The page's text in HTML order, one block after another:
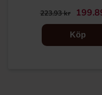
223.93 kr
Köp